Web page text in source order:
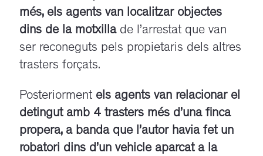
més, els agents van localitzar objectes
dins de la motxillade l’arrestat que van
ser reconeguts pels propietaris dels altres
trasters forçats.
Posteriorment els agents van relacionar el
detingut amb 4 trasters més d’una finca
propera, a banda que l’autor havia fet un
robatori dins d’un vehicle aparcat a la